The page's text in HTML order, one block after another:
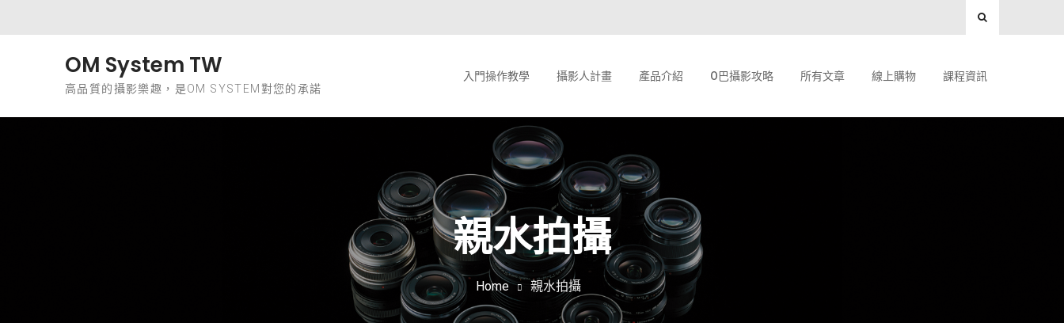
OM System TW
高品質的攝影樂趣，是OM SYSTEM對您的承諾
入門操作教學 攝影人計畫 產品介紹 O巴攝影攻略 所有文章 線上購物 課程資訊
親水拍攝
Home 親水拍攝